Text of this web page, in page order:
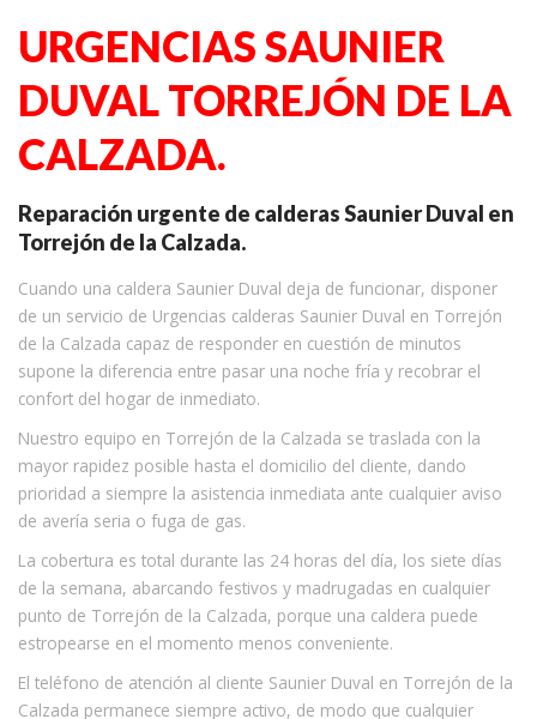
URGENCIAS SAUNIER
DUVAL TORREJÓN DE LA
CALZADA.
Reparación urgente de calderas Saunier Duval en
Torrejón de la Calzada.
Cuando una caldera Saunier Duval deja de funcionar, disponer
de un servicio de Urgencias calderas Saunier Duval en Torrejón
de la Calzada capaz de responder en cuestión de minutos
supone la diferencia entre pasar una noche fría y recobrar el
confort del hogar de inmediato.
Nuestro equipo en Torrejón de la Calzada se traslada con la
mayor rapidez posible hasta el domicilio del cliente, dando
prioridad a siempre la asistencia inmediata ante cualquier aviso
de avería seria o fuga de gas.
La cobertura es total durante las 24 horas del día, los siete días
de la semana, abarcando festivos y madrugadas en cualquier
punto de Torrejón de la Calzada, porque una caldera puede
estropearse en el momento menos conveniente.
El teléfono de atención al cliente Saunier Duval en Torrejón de la
Calzada permanece siempre activo, de modo que cualquier